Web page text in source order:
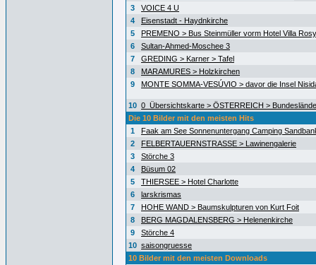
3
VOICE 4 U
4
Eisenstadt - Haydnkirche
5
PREMENO > Bus Steinmüller vorm Hotel Villa Rosy
6
Sultan-Ahmed-Moschee 3
7
GREDING > Karner > Tafel
8
MARAMURES > Holzkirchen
9
MONTE SOMMA-VESÚVIO > davor die Insel
10 0_Übersichtskarte > ÖSTERREICH >
Die 10 Bilder mit den meisten Hits
1
Faak am See Sonnenuntergang Camping
2
FELBERTAUERNSTRASSE > Lawinengalerie
3
Störche 3
4
Büsum 02
5
THIERSEE > Hotel Charlotte
6
larskrismas
7
HOHE WAND > Baumskulpturen von Kurt Foit
8
BERG MAGDALENSBERG > Helenenkirche
9
Störche 4
10 saisongruesse
10 Bilder mit den meisten Downloads